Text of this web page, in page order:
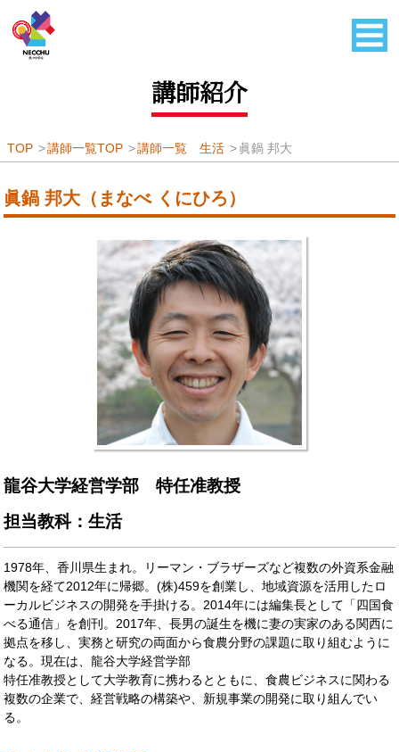
講師紹介
TOP 講師一覧TOP 講師一覧 生活 眞鍋 邦大
眞鍋 邦大（まなべ くにひろ）
龍谷大学経営学部 特任准教授
担当教科：生活
1978年、香川県生まれ。リーマン・ブラザーズなど複数の外資系金融
機関を経て2012年に帰郷。(株)459を創業し、地域資源を活用したロ
ーカルビジネスの開発を手掛ける。2014年には編集長として「四国食
べる通信」を創刊。2017年、長男の誕生を機に妻の実家のある関西に
拠点を移し、実務と研究の両面から食農分野の課題に取り組むように
なる。現在は、龍谷大学経営学部
特任准教授として大学教育に携わるとともに、食農ビジネスに関わる
複数の企業で、経営戦略の構築や、新規事業の開発に取り組んでい
る。